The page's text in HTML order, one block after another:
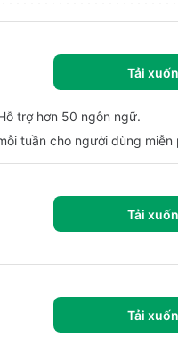
Tải
trợ hơn 50 ngôn ngữ.
tuần cho người dùng miễn
Tải
Tải